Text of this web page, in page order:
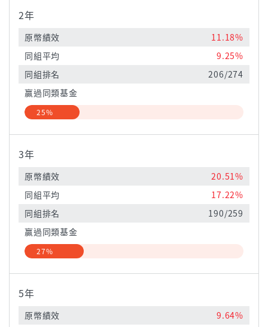
2年
原幣績效
11.18%
同組平均
9.25%
同組排名
206/274
贏過同類基金
25%
3年
原幣績效
20.51%
同組平均
17.22%
同組排名
190/259
贏過同類基金
27%
5年
原幣績效
9.64%